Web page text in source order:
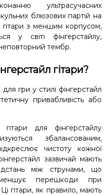
ультрасучасних
блюзових партій на
гітари з меншим корпусом,
у світі фінгерстайлу,
тембр.
гітари?
гри у стилі фінгерстайл
привабливість або
гітари для фінгерстайлу
збалансованим,
чистоту кожної
зазвичай мають
між струнами, що
перешкоди при
гітари, як правило, мають